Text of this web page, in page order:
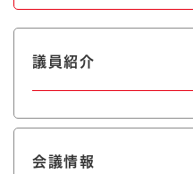
議員紹介
会議情報